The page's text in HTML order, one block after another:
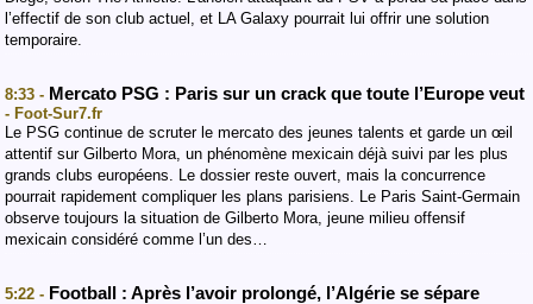
l’effectif de son club actuel, et LA Galaxy pourrait lui offrir une solution
temporaire.
8:33 - Mercato PSG : Paris sur un crack que toute l’Europe veut
- Foot-Sur7.fr
‎‎Le PSG continue de scruter le mercato des jeunes talents et garde un œil
attentif sur Gilberto Mora, un phénomène mexicain déjà suivi par les plus
grands clubs européens. Le dossier reste ouvert, mais la concurrence
pourrait rapidement compliquer les plans parisiens. ‎Le Paris Saint-Germain
observe toujours la situation de Gilberto Mora, jeune milieu offensif
mexicain considéré comme l’un des…
5:22 - Football : Après l’avoir prolongé, l’Algérie se sépare